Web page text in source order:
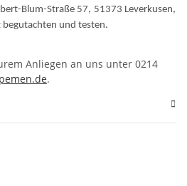
Blum-Straße 57, 51373 Leverkusen,
und testen.
Anliegen an uns unter 0214
.